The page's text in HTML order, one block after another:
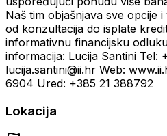
Naš tim objašnjava sve opcije
od konzultacija do isplate
informativnu financijsku
informacija: Lucija Santini Tel:
lucija.santini@ii.hr Web:
6904 Ured: +385 21 388792
Lokacija